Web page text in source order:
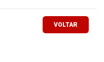
VOLTAR